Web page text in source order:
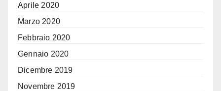
Aprile 2020
Marzo 2020
Febbraio 2020
Gennaio 2020
Dicembre 2019
Novembre 2019